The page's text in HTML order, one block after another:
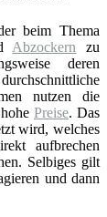
beim Thema
Abzockern zu
deren
nutzen die
Preise. Das
wird, welches
aufbrechen
Selbiges gilt
und dann